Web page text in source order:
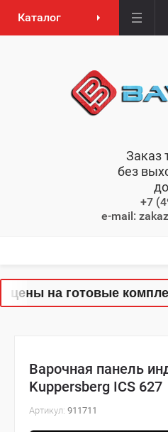
Каталог
Заказ
без
до
+7
e-mail:
на готовые
Варочная панель
Kuppersberg ICS 627
Артикул: 911711